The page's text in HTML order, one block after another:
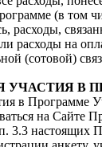
(в том
расходы,
расходы на
(сотовой)
УЧАСТИЯ В
в Программе
на Сайте
3.3 настоящих